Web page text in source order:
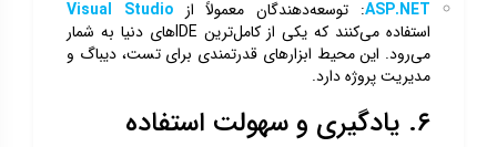
ASP.NET: توسعه‌دهندگان معمولاً ازVisual Studio
استفاده می‌کنند که یکی از کامل‌ترین IDEهای دنیا به شمار
می‌رود. این محیط ابزارهای قدرتمندی برای تست، دیباگ و
مدیریت پروژه دارد.
۶. یادگیری و سهولت استفاده